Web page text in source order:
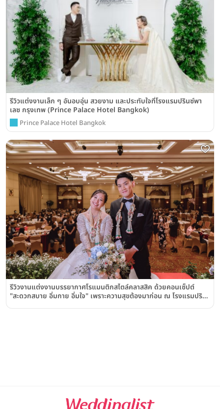
รีวิวแต่งงานเล็ก ๆ อันอบอุ่น สวยงาม และประทับใจที่โรงแรมปรินซ์พา
เลซ กรุงเทพ (Prince Palace Hotel Bangkok)
Prince Palace Hotel Bangkok
รีวิวงานแต่งงานบรรยากาศโรแมนติกสไตล์คลาสสิค ด้วยคอนเซ็ปต์
"สะดวกสบาย อิ่มกาย อิ่มใจ" เพราะความสุขต้องมาก่อน ณ โรงแรมปริ